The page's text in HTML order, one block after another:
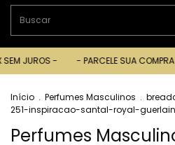
JUROS - - PARCELE SUA COMPRA
Início . Perfumes Masculinos .
251-inspiracao-santal-royal-
Perfumes